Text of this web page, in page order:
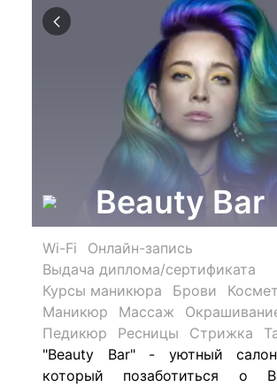
Beauty Bar
Wi-Fi
Онлайн-запись
Выдача диплома/сертификата
Курсы маникюра
Брови
Маникюр
Массаж
Педикюр
Ресницы Стрижка
"Beauty Bar" - уютный
который позаботиться о